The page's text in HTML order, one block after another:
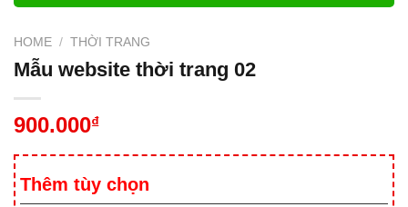
HOME / THỜI TRANG
Mẫu website thời trang 02
900.000₫
Thêm tùy chọn